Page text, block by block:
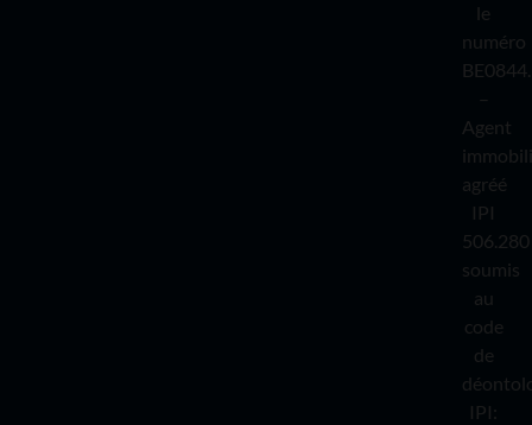
le
numéro
–
Agent
agréé
IPI
506.280
soumis
au
code
de
IPI: